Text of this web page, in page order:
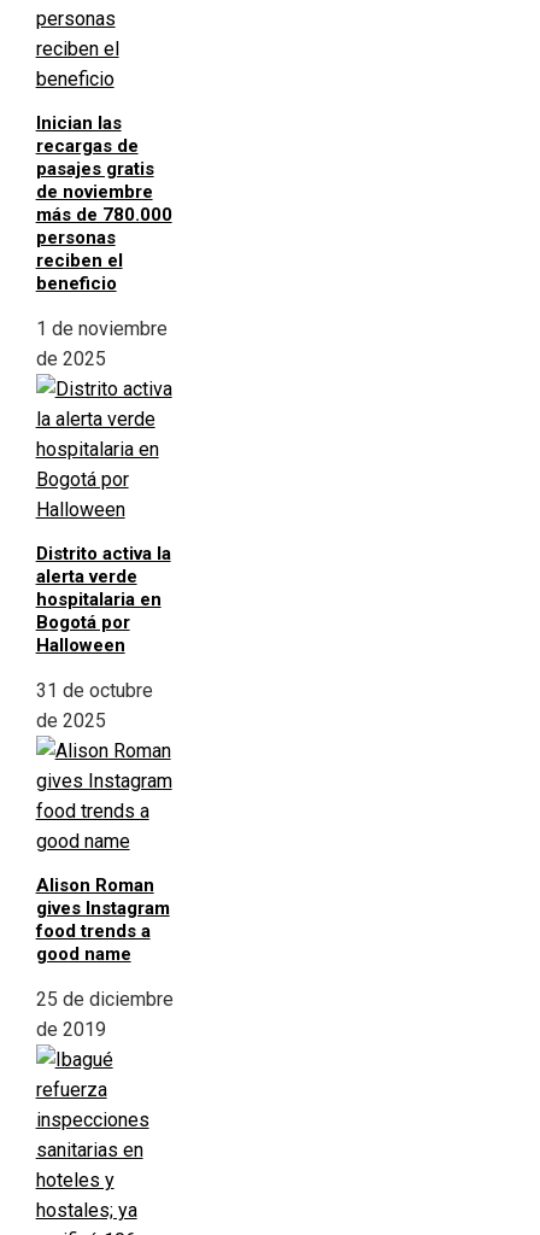
Inician las
recargas de
pasajes gratis
de noviembre
más de 780.000
personas
reciben el
beneficio
1 de noviembre
de 2025
Distrito activa la
alerta verde
hospitalaria en
Bogotá por
Halloween
31 de octubre
de 2025
Alison Roman
gives Instagram
food trends a
good name
25 de diciembre
de 2019